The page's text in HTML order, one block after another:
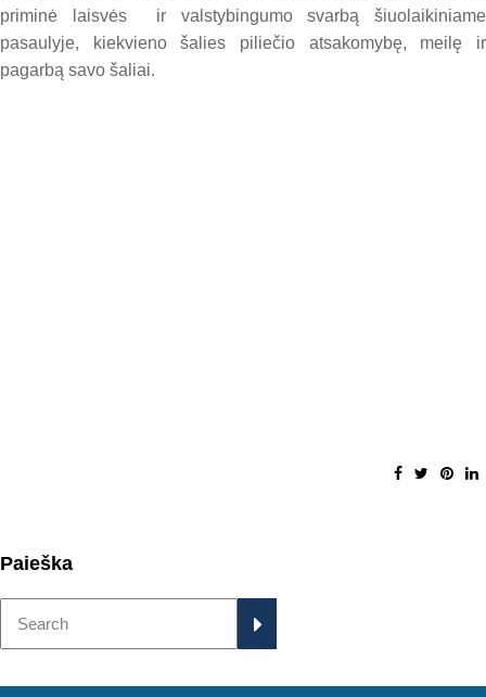
priminė laisvės ir valstybingumo svarbą šiuolaikiniame
pasaulyje, kiekvieno šalies piliečio atsakomybę, meilę ir
pagarbą savo šaliai.
Paieška